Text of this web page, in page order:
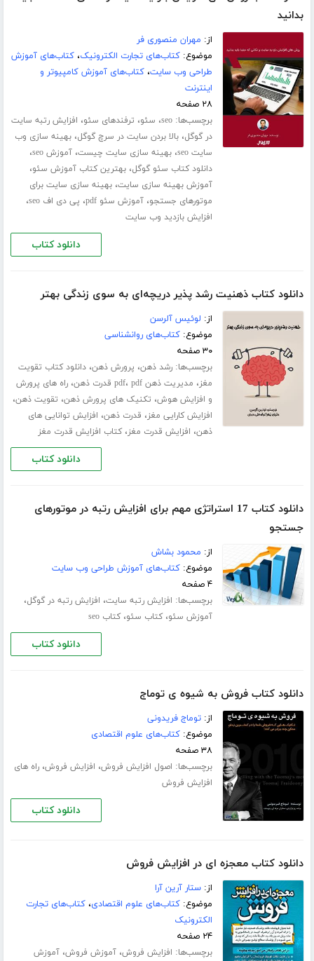
بدانید
از: مهران منصوری فر
موضوع:کتاب‌های تجارت الکترونیک،کتاب‌های آموزش
طراحی وب سایت،کتاب‌های آموزش کامپیوتر و
اینترنت
۲۸ صفحه
برچسب‌ها:seo، سئو، ترفندهای سئو، افزایش رتبه سایت
در گوگل،بالا بردن سایت در سرچ گوگل،بهینه سازی وب
سایت seo
،بهینه سازی سایت چیست،آموزش seo ،
دانلود کتاب سئو گوگل،بهترین کتاب آموزش سئو،
آموزش بهینه سازی سایت،بهینه سازی سایت برای
موتورهای جستجو،آموزش سئو pdf ، پی دی اف seo ،
افزایش بازدید وب سایت
دانلود کتاب
دانلود کتاب ذهنیت رشد پذیر دریچه‌ای به سوی زندگی بهتر
از: لوئیس آلرسن
موضوع:کتاب‌های روانشناسی
۳۰ صفحه
برچسب‌ها:رشد ذهن، پرورش ذهن،دانلود کتاب تقویت
مغز، مدیریت ذهن pdf ، pdf قدرت ذهن ،راه های پرورش
و افزایش هوش، تکنیک های پرورش ذهن، تقویت ذهن،
افزایش کارایی مغز، قدرت ذهن، افزایش توانایی های
ذهن، افزایش قدرت مغز،کتاب افزایش قدرت مغز
دانلود کتاب
دانلود کتاب 17 استراتژی مهم برای افزایش رتبه در موتورهای
جستجو
از: محمود بشاش
موضوع:کتاب‌های آموزش طراحی وب سایت
۴ صفحه
برچسب‌ها: افزایش رتبه سایت، افزایش رتبه در گوگل،
آموزش سئو،کتاب سئو،کتاب seo
دانلود کتاب
دانلود کتاب فروش به شیوه ی توماج
از:توماج فریدونی
موضوع:کتاب‌های علوم اقتصادی
۳۸ صفحه
برچسب‌ها: اصول افزایش فروش، افزایش فروش،راه های
افزایش فروش
دانلود کتاب
دانلود کتاب معجزه ای در افزایش فروش
از:ستار آرین آرا
موضوع:کتاب‌های علوم اقتصادی،کتاب‌های تجارت
الکترونیک
۲۴ صفحه
برچسب‌ها: افزایش فروش،آموزش فروش،آموزش